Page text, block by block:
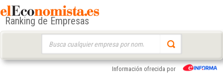
Ranking de Empresas
Información ofrecida por